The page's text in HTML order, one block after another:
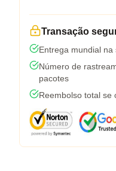
Transação
Entrega mundial na
Número de
pacotes
Reembolso total se